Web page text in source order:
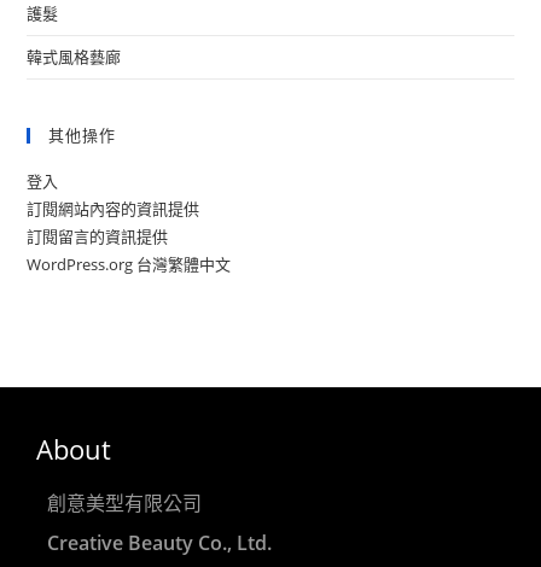
護髮
韓式風格藝廊
其他操作
登入
訂閱網站內容的資訊提供
訂閱留言的資訊提供
WordPress.org 台灣繁體中文
About
創意美型有限公司
Creative Beauty Co., Ltd.